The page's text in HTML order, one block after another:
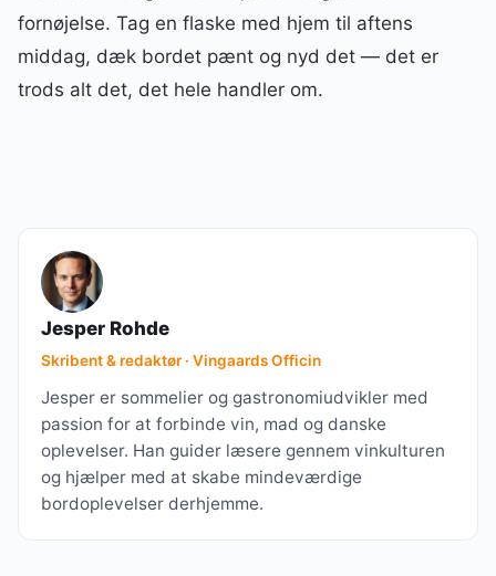
fornøjelse. Tag en flaske med hjem til aftens
middag, dæk bordet pænt og nyd det — det er
trods alt det, det hele handler om.
Jesper Rohde
Skribent & redaktør · Vingaards Officin
Jesper er sommelier og gastronomiudvikler med
passion for at forbinde vin, mad og danske
oplevelser. Han guider læsere gennem vinkulturen
og hjælper med at skabe mindeværdige
bordoplevelser derhjemme.